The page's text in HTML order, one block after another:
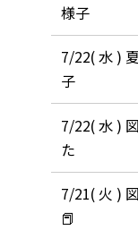
様子
7/22( 水 )
子
7/22( 水 )
た
7/21( 火 )
📕